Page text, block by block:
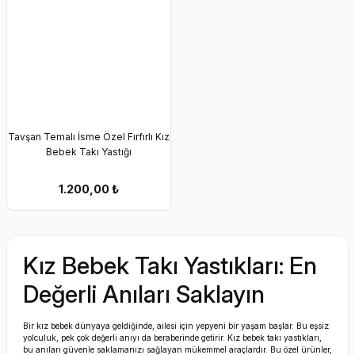
Tavşan Temalı İsme Özel Fırfırlı Kız
Bebek Takı Yastığı
1.200,00₺
Kız Bebek Takı Yastıkları: En
Değerli Anıları Saklayın
Bir kız bebek dünyaya geldiğinde, ailesi için yepyeni bir yaşam başlar. Bu eşsiz
yolculuk, pek çok değerli anıyı da beraberinde getirir. Kız bebek takı yastıkları,
bu anıları güvenle saklamanızı sağlayan mükemmel araçlardır. Bu özel ürünler,